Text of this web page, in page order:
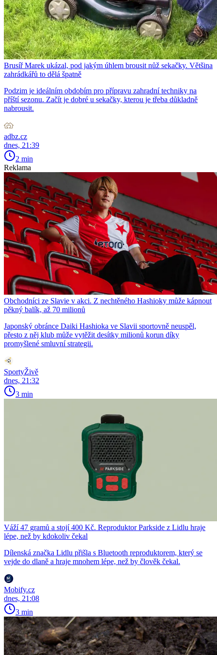
Brusíř Marek ukázal, pod jakým úhlem brousit nůž sekačky. Většina
zahrádkářů to dělá špatně
Podzim je ideálním obdobím pro přípravu zahradní techniky na
příští sezonu. Začít je dobré u sekačky, kterou je třeba důkladně
nabrousit.
adbz.cz
dnes, 21:39
2 min
Reklama
Obchodníci ze Slavie v akci. Z nechtěného Hashioky může kápnout
pěkný balík, až 70 milionů
Japonský obránce Daiki Hashioka ve Slavii sportovně neuspěl,
přesto z něj klub může vytěžit desítky milionů korun díky
promyšlené smluvní strategii.
SportyŽivě
dnes, 21:32
3 min
Váží 47 gramů a stojí 400 Kč. Reproduktor Parkside z Lidlu hraje
lépe, než by kdokoliv čekal
Dílenská značka Lidlu přišla s Bluetooth reproduktorem, který se
vejde do dlaně a hraje mnohem lépe, než by člověk čekal.
Mobify.cz
dnes, 21:08
3 min